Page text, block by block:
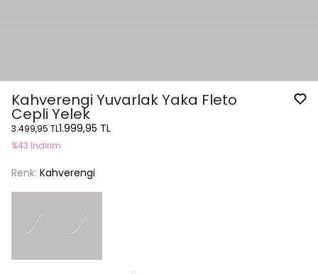
Kahverengi Yuvarlak Yaka Fleto
Cepli Yelek
3.499,95 TL1.999,95 TL
%43 İndirim
Renk: Kahverengi